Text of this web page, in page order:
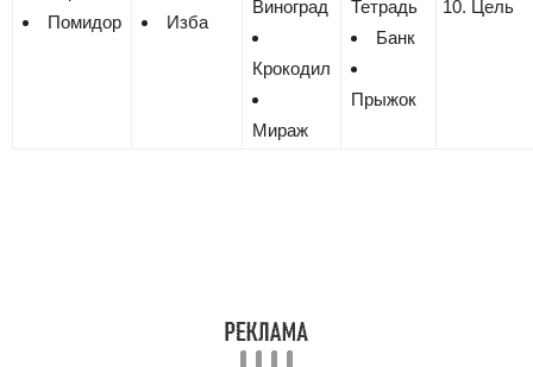
Помидор
Изба
Виноград
Крокодил
Мираж
Тетрадь
Банк
Прыжок
Цель